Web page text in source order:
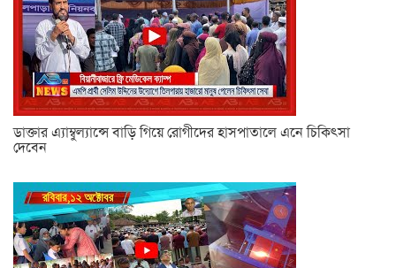
ডাক্তার এ্যাম্বুল্যান্সে বাড়ি গিয়ে রোগীদের হাসপাতালে এনে চিকিৎসা
দেবেন